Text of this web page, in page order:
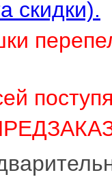
скидки).